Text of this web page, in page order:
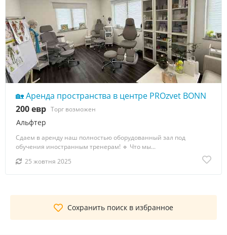
🏡 Аренда пространства в центре PROzvet BONN
Альфтер
200 евр Торг возможен
Сдаем в аренду наш полностью оборудованный зал под
обучения иностранным тренерам! 🔹 Что мы...
25 жовтня 2025
Сохранить поиск в избранное